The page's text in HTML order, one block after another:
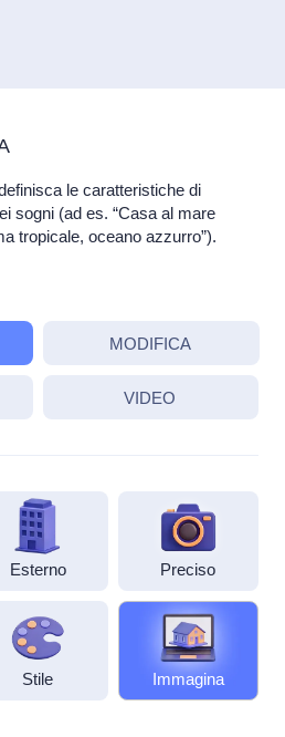
le caratteristiche di
sogni (ad es. “Casa al mare
tropicale, oceano azzurro”).
MODIFICA
VIDEO
Esterno
Stile
Preciso
Immagina